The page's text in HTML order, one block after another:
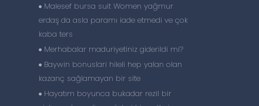
Malesef bursa suit Women yağmur
erdaş da asla paramı iade etmedi ve çok
kaba ters
Merhabalar maduriyetiniz giderildi mi?
Baywin bonuslari hileli hep yalan olan
kazanç sağlamayan bir site
Hayatım boyunca bukadar rezil bir